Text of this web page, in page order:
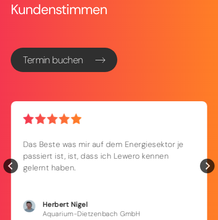
Kundenstimmen
Termin buchen
Das Beste was mir auf dem Energiesektor je
passiert ist, ist, dass ich Lewero kennen
gelernt haben.
HerbertNigel
Aquarium-Dietzenbach GmbH